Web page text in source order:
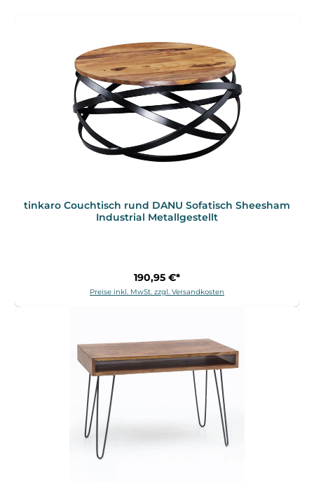
tinkaro Couchtisch rund DANU Sofatisch Sheesham
Industrial Metallgestellt
190,95 €*
Preise inkl. MwSt. zzgl. Versandkosten